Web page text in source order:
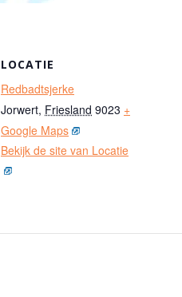
LOCATIE
Redbadtsjerke
Jorwert, Friesland 9023 +
Google Maps
Bekijk de site van Locatie